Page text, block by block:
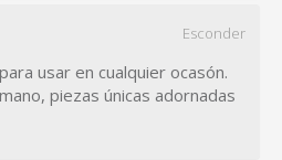
Esconder
usar en cualquier ocasón.
piezas únicas adornadas